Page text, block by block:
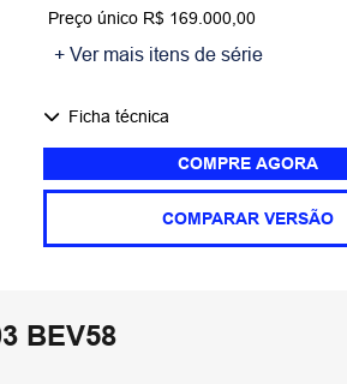
Preço único R$ 169.000,00
+ Ver mais itens de série
Ficha técnica
COMPRE AGORA
COMPARAR VERSÃO
BEV58